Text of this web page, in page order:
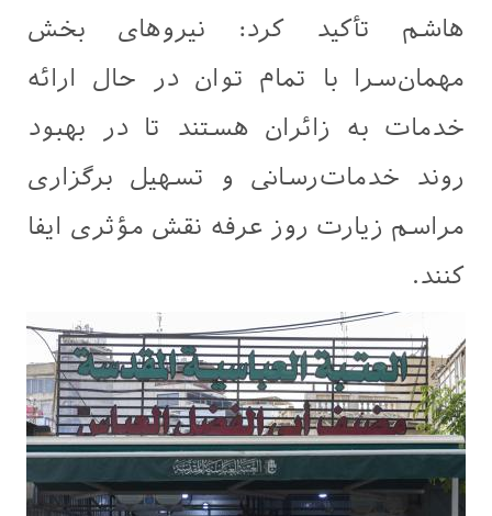
هاشم تأکید کرد: نیروهای بخش
مهمان‌سرا با تمام توان در حال ارائه
خدمات به زائران هستند تا در بهبود
روند خدمات‌رسانی و تسهیل برگزاری
مراسم زیارت روز عرفه نقش مؤثری ایفا
کنند.